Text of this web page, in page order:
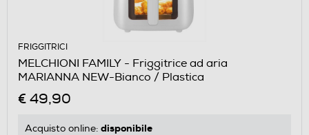
FRIGGITRICI
MELCHIONI FAMILY - Friggitrice ad aria
MARIANNA NEW-Bianco / Plastica
€ 49,90
Acquisto online: disponibile